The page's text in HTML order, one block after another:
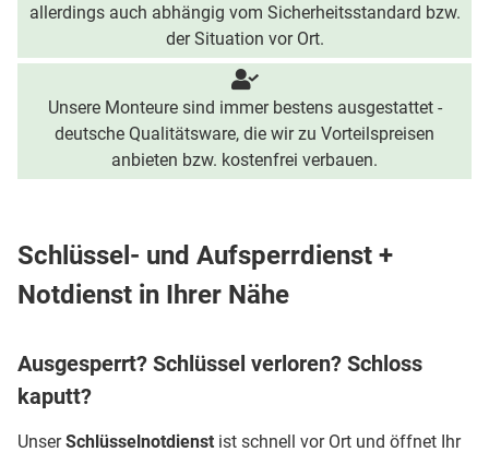
allerdings auch abhängig vom Sicherheitsstandard bzw.
der Situation vor Ort.
Unsere Monteure sind immer bestens ausgestattet -
deutsche Qualitätsware, die wir zu Vorteilspreisen
anbieten bzw. kostenfrei verbauen.
Schlüssel- und Aufsperrdienst +
Notdienst in Ihrer Nähe
Ausgesperrt? Schlüssel verloren? Schloss
kaputt?
UnserSchlüsselnotdienst ist schnell vor Ort und öffnet Ihr